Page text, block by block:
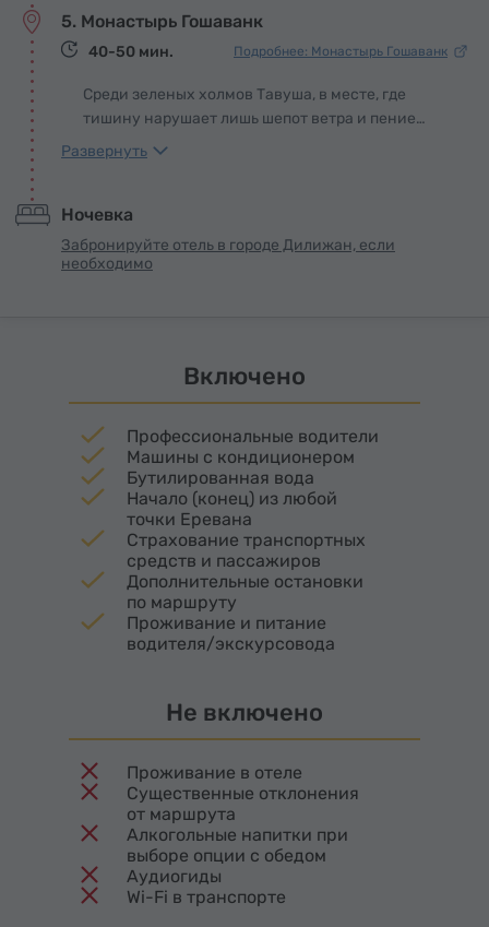
только духовным, но и культурным центром,
притягивавшим монахов, паломников и
Григория, Святой Богородицы и Святого
Степана, а также кельи и хозяйственные
ландшафт.
5. Монастырь Гошаванк
40-50 мин. Подробнее: Монастырь Гошаванк
Среди зеленых холмов Тавуша, в месте, где
тишину нарушает лишь шепот ветра и пение
птиц, возвышается монастырь Гошаванк –
Его строительство связано с именем Мхитара
Гоша – выдающегося государственного деятеля,
ученого, автора первого армянского Судебника,
Развернуть
Ночевка
Забронируйте отель в городе Дилижан, если
необходимо
Включено
Профессиональные водители
Машины с кондиционером
Бутилированная вода
Начало (конец) из любой
точки Еревана
Страхование транспортных
средств и пассажиров
Дополнительные остановки
по маршруту
Проживание и питание
водителя/экскурсовода
Не включено
Проживание в отеле
Существенные отклонения
от маршрута
Алкогольные напитки при
выборе опции с обедом
Аудиогиды
Wi-Fi в транспорте